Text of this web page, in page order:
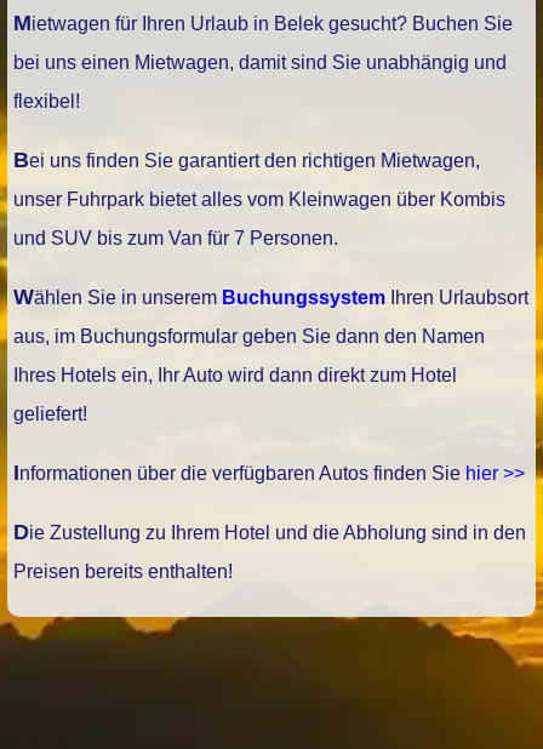
Mietwagen für Ihren Urlaub in Belek gesucht? Buchen Sie
bei uns einen Mietwagen, damit sind Sie unabhängig und
flexibel!
Bei uns finden Sie garantiert den richtigen Mietwagen,
unser Fuhrpark bietet alles vom Kleinwagen über Kombis
und SUV bis zum Van für 7 Personen.
Wählen Sie in unserem Buchungssystem Ihren Urlaubsort
aus, im Buchungsformular geben Sie dann den Namen
Ihres Hotels ein, Ihr Auto wird dann direkt zum Hotel
geliefert!
Informationen über die verfügbaren Autos finden Sie hier >>
Die Zustellung zu Ihrem Hotel und die Abholung sind in den
Preisen bereits enthalten!